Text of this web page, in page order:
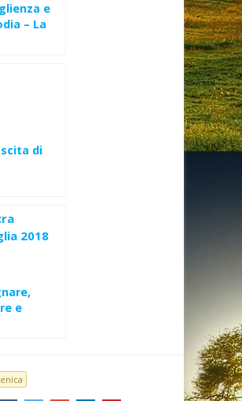
e
– La
di
e
2018